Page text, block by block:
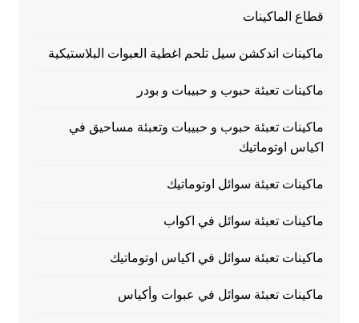
قطاع الماكينات
ماكينات اندكشن سيل تلحم اغطية العبوات البلاستيكية
ماكينات تعبئة حبوب و حبيبات و بودر
ماكينات تعبئة حبوب و حبيبات وتعبئة مساحيق في
اكياس اوتوماتيك
ماكينات تعبئة سوائل اوتوماتيك
ماكينات تعبئة سوائل في اكواب
ماكينات تعبئة سوائل في اكياس اوتوماتيك
ماكينات تعبئة سوائل في عبوات وأكياس